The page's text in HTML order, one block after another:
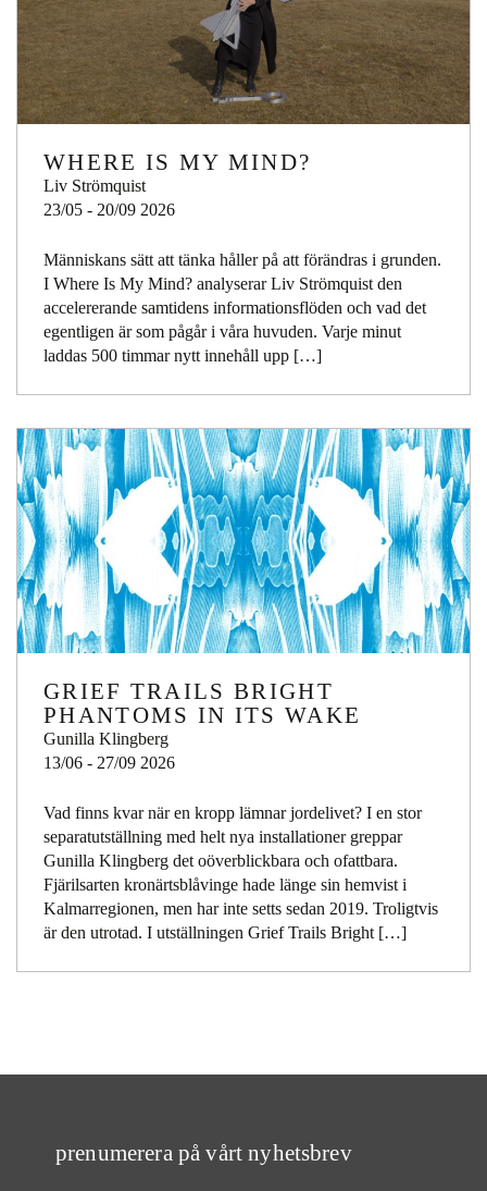
WHERE IS MY MIND?
Liv Strömquist
23/05 - 20/09 2026
Människans sätt att tänka håller på att förändras i grunden.
I Where Is My Mind? analyserar Liv Strömquist den
accelererande samtidens informationsflöden och vad det
egentligen är som pågår i våra huvuden. Varje minut
laddas 500 timmar nytt innehåll upp […]
GRIEF TRAILS BRIGHT
PHANTOMS IN ITS WAKE
Gunilla Klingberg
13/06 - 27/09 2026
Vad finns kvar när en kropp lämnar jordelivet? I en stor
separatutställning med helt nya installationer greppar
Gunilla Klingberg det oöverblickbara och ofattbara.
Fjärilsarten kronärtsblåvinge hade länge sin hemvist i
Kalmarregionen, men har inte setts sedan 2019. Troligtvis
är den utrotad. I utställningen Grief Trails Bright […]
prenumerera på vårt nyhetsbrev